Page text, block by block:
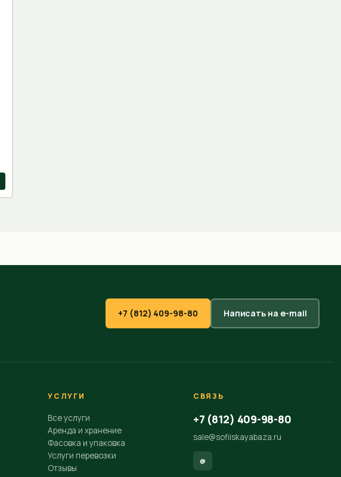
+7 (812) 409-98-80 Написать на e-mail
УСЛУГИ
Все услуги
Аренда и хранение
Фасовка и упаковка
Услуги перевозки
Отзывы
СВЯЗЬ
+7 (812) 409-98-80
sale@sofiiskayabaza.ru
@